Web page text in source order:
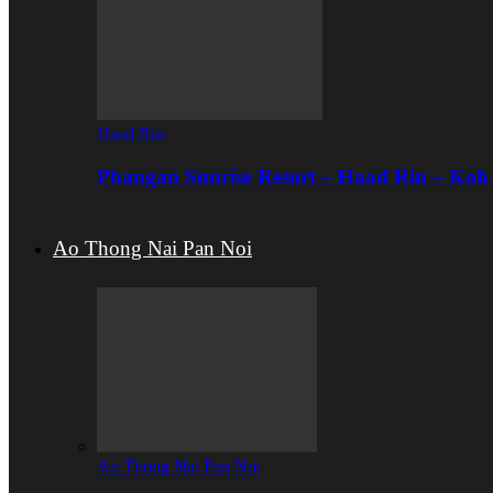
Haad Rin
Phangan Sunrise Resort – Haad Rin –
Ao Thong Nai Pan Noi
Ao Thong Nai Pan Noi